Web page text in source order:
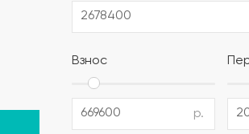
(толщина утеплителя
AIII, поддерживающие и поперечные
Взнос
р.